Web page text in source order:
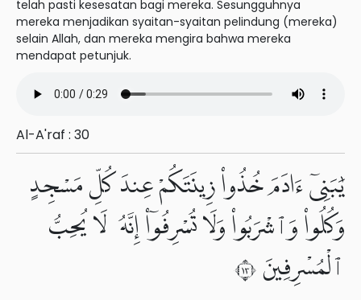
telah pasti kesesatan bagi mereka. Sesungguhnya
mereka menjadikan syaitan-syaitan pelindung (mereka)
selain Allah, dan mereka mengira bahwa mereka
mendapat petunjuk.
Al-A'raf : 30
يَٰبَنِىٓ ءَادَمَ خُذُوا۟ زِينَتَكُمْ عِندَ كُلِّ مَسْجِدٍ
وَكُلُوا۟ وَٱشْرَبُوا۟ وَلَا تُسْرِفُوٓا۟ إِنَّهُۥ لَا يُحِبُّ
ٱلْمُسْرِفِينَ ٣١